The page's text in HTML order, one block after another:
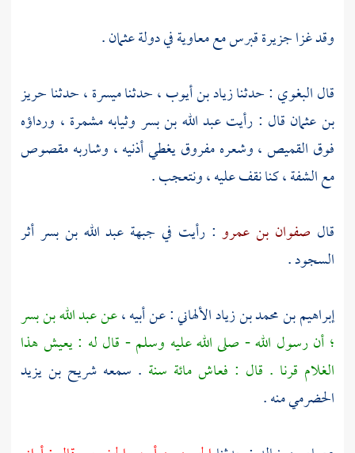
وقد غزا جزيرةقبرسمعمعاويةفي دولةعثمان.
قالالبغوي : حدثنازياد بن أيوب، حدثناميسرة، حدثناحريز
بن عثمان قال : رأيتعبد الله بن بسر وثيابه مشمرة ، ورداؤه
فوق القميص ، وشعره مفروق يغطي أذنيه ، وشاربه مقصوص
مع الشفة ، كنا نقف عليه ، ونتعجب .
قال صفوان بن عمرو : رأيت في جبهة عبد الله بن بسر أثر
السجود .
إبراهيم بن محمد بن زياد الألهاني: عن أبيه ،عنعبد الله بن بسر
؛ أن رسول الله - صلى الله عليه وسلم - قال له : يعيش هذا
الغلام قرنا . قال : فعاش مائة سنة . سمعه شريح بن يزيد
الحضرميمنه .